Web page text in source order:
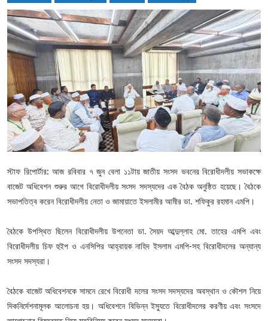
স্টাফ রিপোর্টার: আজ রবিবার ৭ জুন বেলা ১১টায় জাতীয় সংসদ ভবনের বিরোধীদলীয় সভাকক্ষে
বাজেট অধিবেশন শুরুর আগে বিরোধীদলীয় সংসদ সদস্যদের এক বৈঠক অনুষ্ঠিত হয়েছে। বৈঠকে
সভাপতিত্ব করেন বিরোধীদলীয় নেতা ও জামায়াতে ইসলামীর আমীর ডা. শফিকুর রহমান এমপি।
বৈঠকে উপস্থিত ছিলেন বিরোধীদলীয় উপনেতা ডা. সৈয়দ আব্দুল্লাহ মো. তাহের এমপি এবং
বিরোধীদলীয় চিফ হুইপ ও এনসিপির আহ্বায়ক নাহিদ ইসলাম এমপি-সহ বিরোধীদলের অন্যান্য
সংসদ সদস্যরা।
বৈঠকে বাজেট অধিবেশনকে সামনে রেখে বিরোধী দলের সংসদ সদস্যদের অবস্থান ও কৌশল নিয়ে
দিকনির্দেশনামূলক আলোচনা হয়। অধিবেশনে বিভিন্ন ইস্যুতে বিরোধীদলের করণীয় এবং সংসদে